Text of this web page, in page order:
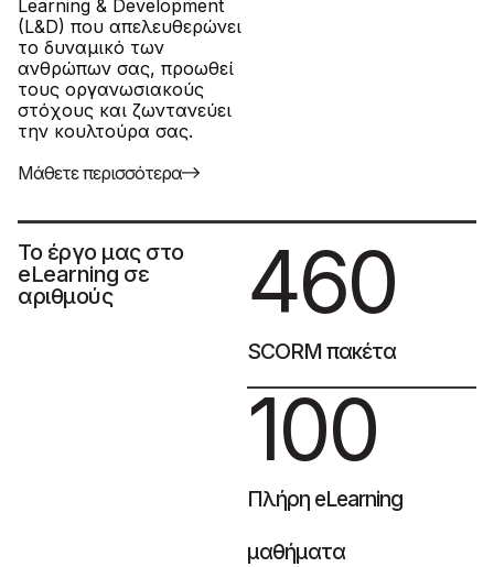
Learning & Development
(L&D) που απελευθερώνει
το δυναμικό των
ανθρώπων σας, προωθεί
τους οργανωσιακούς
στόχους και ζωντανεύει
την κουλτούρα σας.
Μάθετε περισσότερα
Το έργο μας στο
eLearning σε
αριθμούς
SCORM πακέτα
460
Πλήρη eLearning
μαθήματα
100